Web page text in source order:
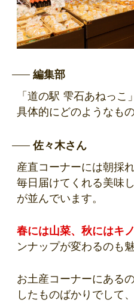
編集部
「道の駅 雫石あねっこ
具体的にどのようなも
佐々木さん
産直コーナーには朝採
毎日届けてくれる美味
が並んでいます。
春には山菜、秋にはキ
ンナップが変わるのも魅
お土産コーナーにある
したものばかりでして